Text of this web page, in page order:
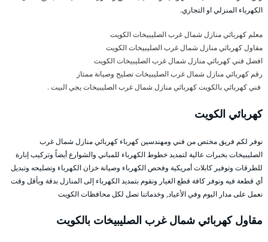
الكهرباء المنزلي او التجاري.
معلم كهربائي منازل شمال غرب الصليبيخات الكويت
مقاول كهربائي منازل شمال غرب الصليبيخات الكويت
افضل فني كهربائي منازل شمال غرب الصليبيخات الكويت
رقم كهربائي منازل شمال غرب الصليبيخات تصليح وصيانة ممتاز
فني كهربائي بالكويت كهربائي منازل شمال غرب الصليبيخات يجي البيت .
كهربائي الكويت
نوفر لكم فريق مختص من فني ومهندسين كهرباء كهربائي منازل شمال غرب
الصليبيخات بخبرات عالية لتمديد خطوط الكهرباء للمباني والشوارع أيضاً وتركيب إنارة
للطرقات وتوفير كابلات أمريكية وفحص الكهرباء وصيانة خزان الكهرباء وتصليحه وتبديل
أي قطعة فيه ونوفر كافة قطع الغيار ونقوم بتمديد الكهرباء إلى المنازل بدقة وبأقل وقت
نعمل على مدار اليوم وفي الأعياد, وخدماتنا تصل لكل محافظات الكويت
مقاول كهربائي شمال غرب الصليبيخات بالكويت